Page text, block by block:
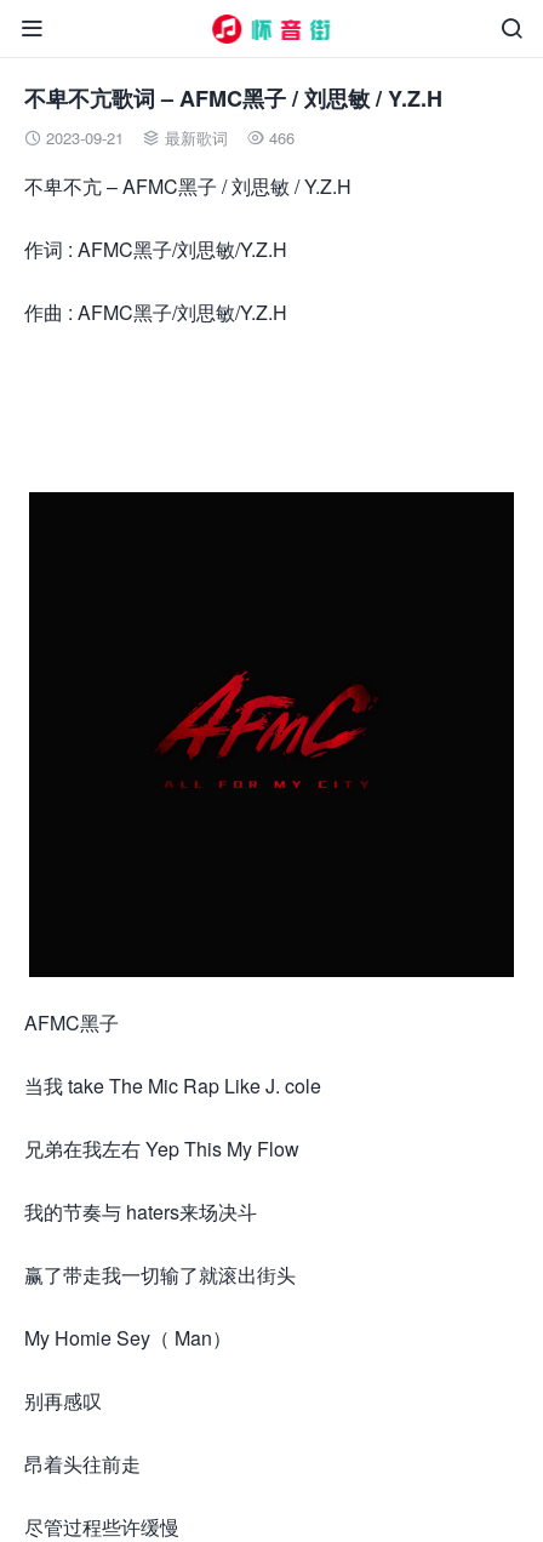


不卑不亢歌词 – AFMC黑子 / 刘思敏 / Y.Z.H
 2023-09-21  最新歌词  466
不卑不亢 – AFMC黑子 / 刘思敏 / Y.Z.H
作词 : AFMC黑子/刘思敏/Y.Z.H
作曲 : AFMC黑子/刘思敏/Y.Z.H
AFMC黑子
当我 take The Mic Rap Like J. cole
兄弟在我左右 Yep This My Flow
我的节奏与 haters来场决斗
赢了带走我一切输了就滚出街头
My Homie Sey（ Man）
别再感叹
昂着头往前走
尽管过程些许缓慢